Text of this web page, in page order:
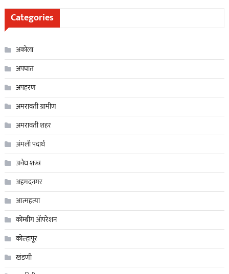
Categories
अकोला
अपघात
अपहरण
अमरावती ग्रामीण
अमरावती शहर
अंमली पदार्थ
अवैध शस्त्र
अहमदनगर
आत्महत्या
कोंम्बींग ॲापरेशन
कोल्हापूर
खंडणी